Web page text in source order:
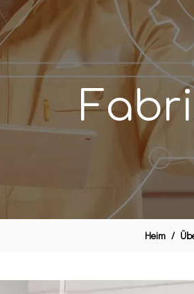
Heim /